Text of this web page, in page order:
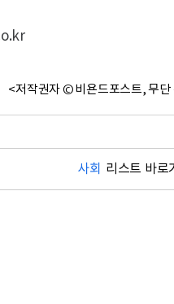
<저작권자 © 비욘드포스트, 무단
사회 리스트 바로